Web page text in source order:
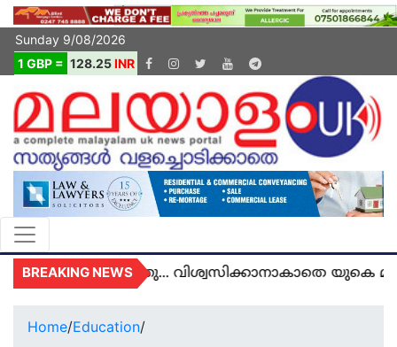
Sunday 9/08/2026
1 GBP = 128.25INR
BREAKING NEWSവിശ്വസിക്കാനാകാതെ യുകെ
Home/Education/